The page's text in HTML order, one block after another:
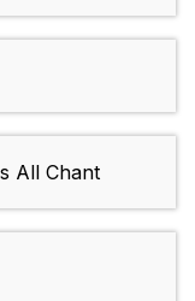
All Chant